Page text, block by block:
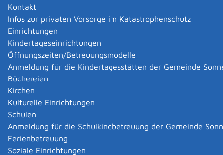
Kontakt
Infos zur privaten Vorsorge im Katastrophenschutz
Einrichtungen
Kindertageseinrichtungen
Öffnungszeiten/Betreuungsmodelle
Anmeldung für die Kindertagesstätten der Gemeinde
Büchereien
Kirchen
Kulturelle Einrichtungen
Schulen
Anmeldung für die Schulkindbetreuung der Gemeinde
Ferienbetreuung
Soziale Einrichtungen
Hausanschrift
Murnaustraße 6
65189 Wiesbaden
Zur elektronischen Fahrplanauskunft
Kontakt
Telefon (06 11) 7 78
Fax
(06 11) 7 78 91-39
E-Mail
Internet
http://www.fsk.de